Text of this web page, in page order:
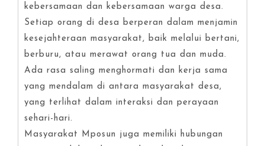
kebersamaan dan kebersamaan warga desa.
Setiap orang di desa berperan dalam menjamin
kesejahteraan masyarakat, baik melalui bertani,
berburu, atau merawat orang tua dan muda.
Ada rasa saling menghormati dan kerja sama
yang mendalam di antara masyarakat desa,
yang terlihat dalam interaksi dan perayaan
sehari-hari.
Masyarakat Mposun juga memiliki hubungan